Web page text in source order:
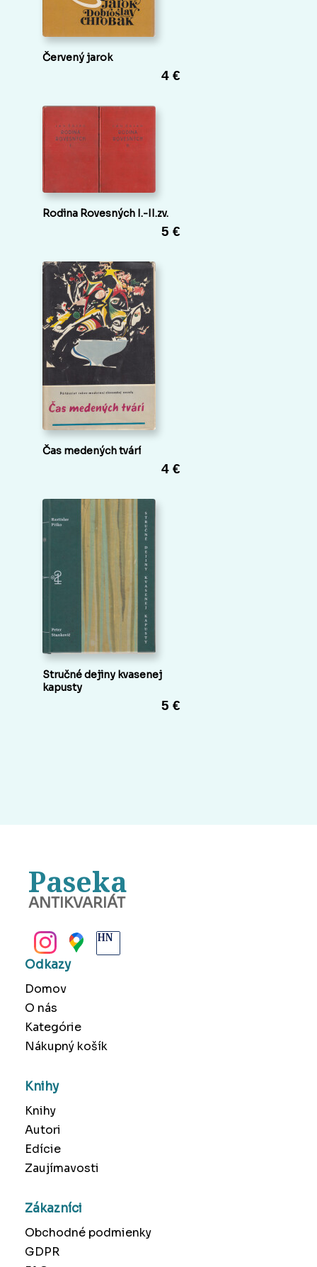
Červený jarok
4 €
Rodina Rovesných I.-II.zv.
5 €
Čas medených tvárí
4 €
Stručné dejiny kvasenej
kapusty
5 €
Paseka
ANTIKVARIÁT
Odkazy
Domov
O nás
Kategórie
Nákupný košík
Knihy
Knihy
Autori
Edície
Zaujímavosti
Zákazníci
Obchodné podmienky
GDPR